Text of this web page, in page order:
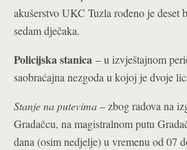
akušerstvo UKC Tuzla rođeno je deset
sedam dječaka.
Policijska stanica – u izvještajnom
saobraćajna nezgoda u kojoj je dvoje
Stanje na putevima– zbog radova na
Gradačcu, na magistralnom putu
dana (osim nedjelje) u vremenu od 07